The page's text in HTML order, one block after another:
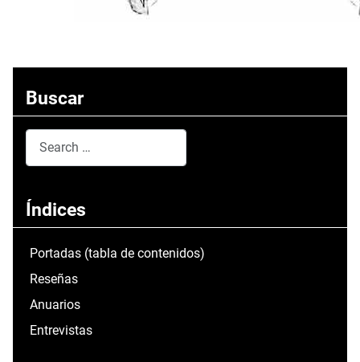
Buscar
Índices
Portadas (tabla de contenidos)
Reseñas
Anuarios
Entrevistas